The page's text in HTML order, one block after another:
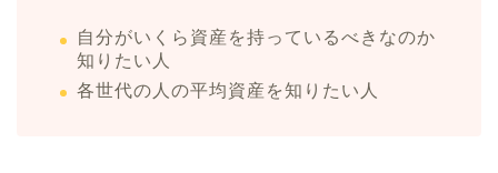
自分がいくら資産を持っているべきなのか
知りたい人
各世代の人の平均資産を知りたい人